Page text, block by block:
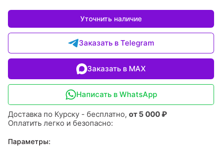
Уточнить наличие
Заказать в Telegram
Заказать в MAX
Написать в WhatsApp
Доставка по Курску - бесплатно, от 5 000 ₽
Оплатить легко и безопасно:
Параметры: